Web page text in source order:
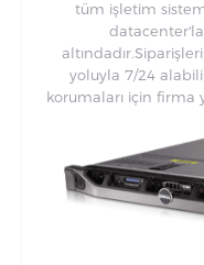
tüm işletim
yoluyla 7/24
korumaları için firma